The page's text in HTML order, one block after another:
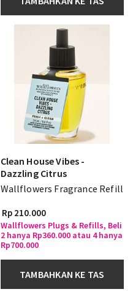
Clean House Vibes -
Dazzling Citrus
Wallflowers Fragrance Refill
Rp 210.000
Wallflowers Plugs & Refills, Beli
2 hanya Rp360.000 atau 4 hanya
Rp700.000
TAMBAHKAN KE TAS